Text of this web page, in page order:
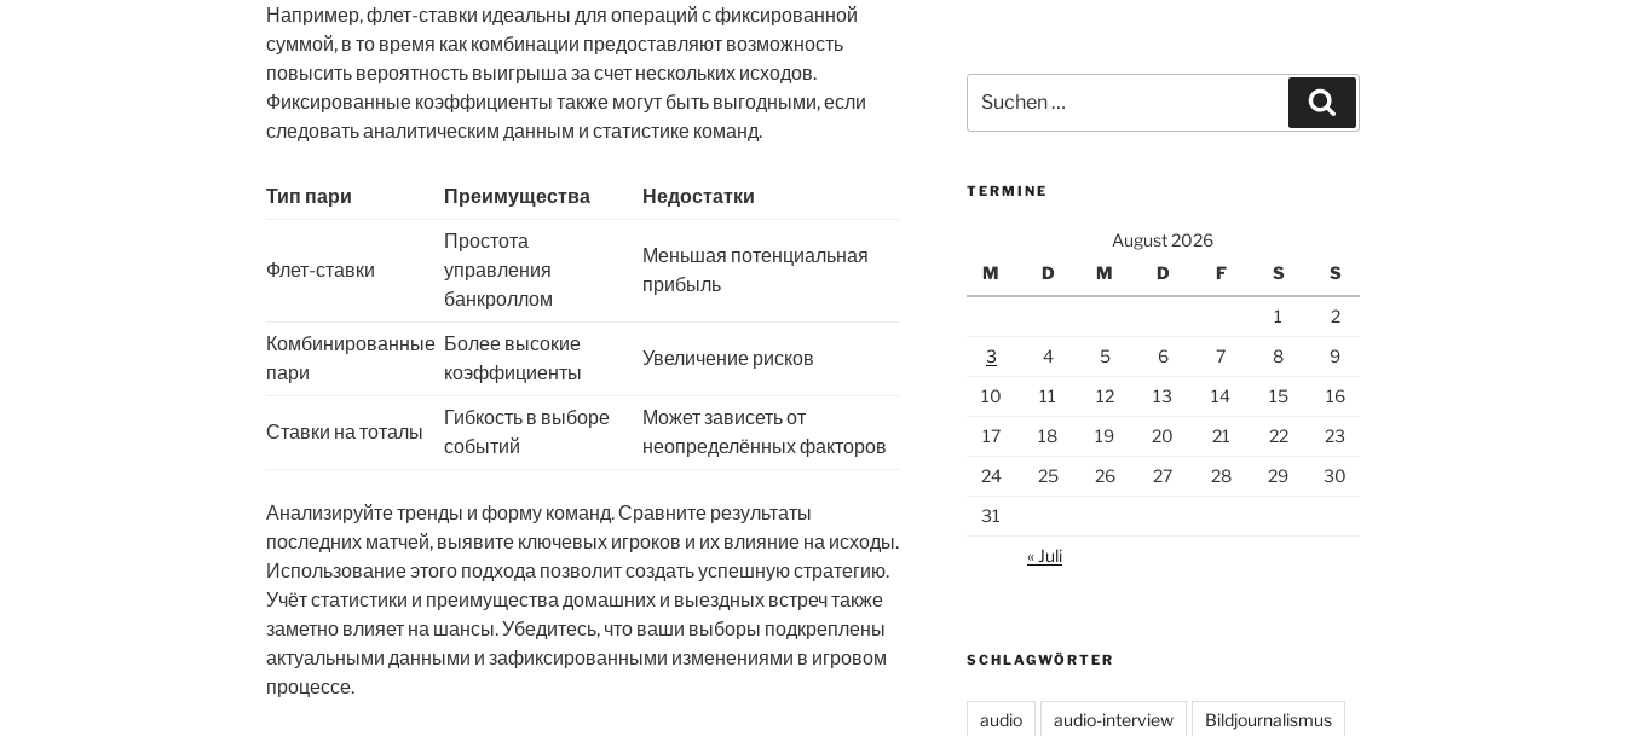
Например, флет-ставки идеальны для операций с фиксированной
суммой, в то время как комбинации предоставляют возможность
повысить вероятность выигрыша за счет нескольких исходов.
Фиксированные коэффициенты также могут быть выгодными, если
следовать аналитическим данным и статистике команд.
Тип пари Преимущества Недостатки
Флет-ставки
Простота
управления
банкроллом
Меньшая потенциальная
прибыль
Комбинированные
пари
Более высокие
коэффициенты
Увеличение рисков
Ставки на тоталы
Гибкость в выборе
событий
Может зависеть от
неопределённых факторов
Анализируйте тренды и форму команд. Сравните результаты
последних матчей, выявите ключевых игроков и их влияние на исходы.
Использование этого подхода позволит создать успешную стратегию.
Учёт статистики и преимущества домашних и выездных встреч также
заметно влияет на шансы. Убедитесь, что ваши выборы подкреплены
актуальными данными и зафиксированными изменениями в игровом
процессе.
nach:
TERMINE
August 2026
M
D M D F S S
1
2
3
4 5 6 7 8
9
10
11 12 13 14 15
16
17
18 19 20 21 22
23
24
25 26 27 28 29
30
31
« Juli
SCHLAGWÖRTER
audio audio-interview Bildjournalismus